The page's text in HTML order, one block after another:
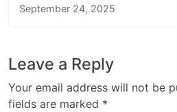
September 24, 2025
Leave a Reply
Your email address will not be
fields are marked *